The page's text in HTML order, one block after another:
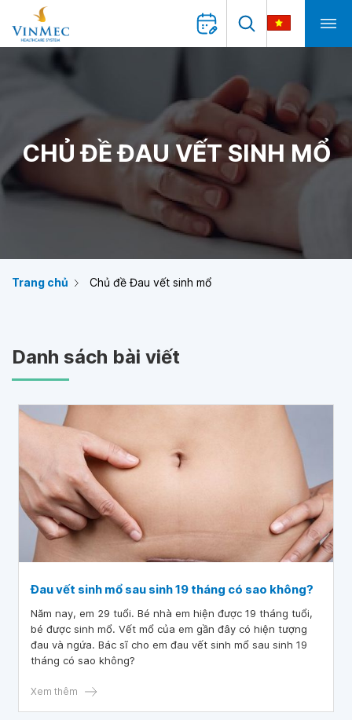
CHỦ ĐỀ ĐAU VẾT SINH MỔ
Trang chủ Chủ đề Đau vết sinh mổ
Danh sách bài viết
Đau vết sinh mổ sau sinh 19 tháng có sao không?
Năm nay, em 29 tuổi. Bé nhà em hiện được 19 tháng tuổi,
bé được sinh mổ. Vết mổ của em gần đây có hiện tượng
đau và ngứa. Bác sĩ cho em đau vết sinh mổ sau sinh 19
tháng có sao không?
Xem thêm